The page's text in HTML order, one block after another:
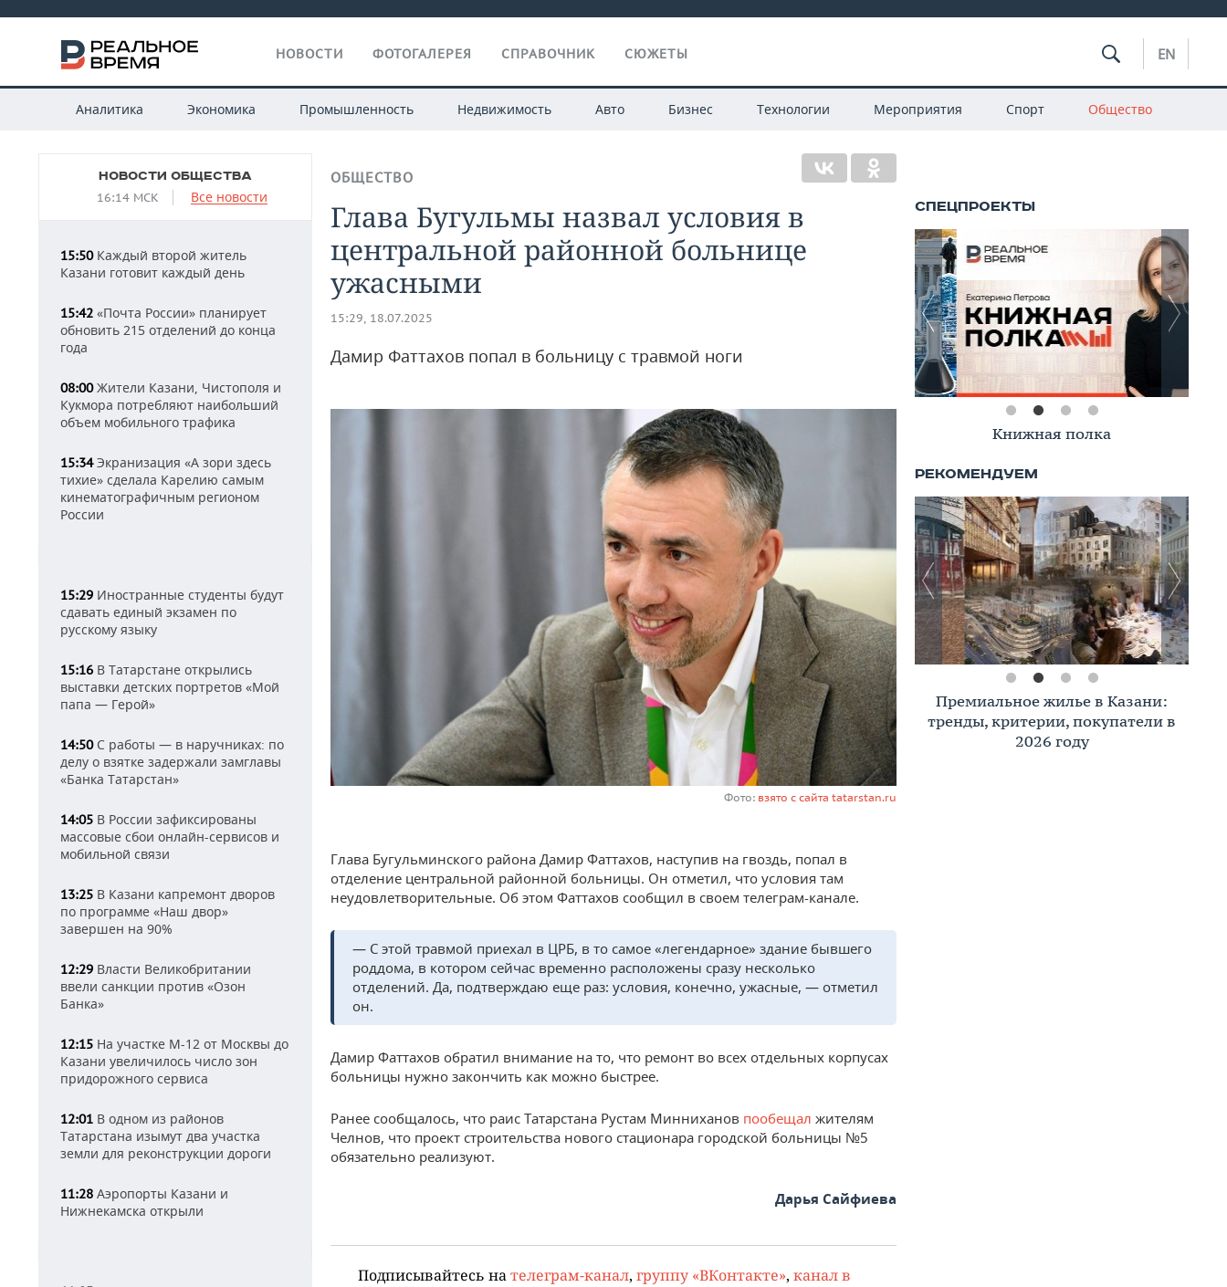
НОВОСТИ ФОТОГАЛЕРЕЯ СПРАВОЧНИК СЮЖЕТЫ EN
Аналитика Экономика Промышленность Недвижимость Авто Бизнес Технологии Мероприятия Спорт Общество
НОВОСТИ ОБЩЕСТВА
16:14 МСК Все новости
15:50Каждый второй житель
Казани готовит каждый день
15:42 «Почта России» планирует
обновить 215 отделений до конца
года
08:00Жители Казани, Чистополя и
Кукмора потребляют наибольший
объем мобильного трафика
15:34Экранизация «А зори здесь
тихие» сделала Карелию самым
кинематографичным регионом
России
15:29 Иностранные студенты будут
сдавать единый экзамен по
русскому языку
15:16 В Татарстане открылись
выставки детских портретов «Мой
папа — Герой»
14:50С работы — в наручниках: по
делу о взятке задержали замглавы
«Банка Татарстан»
14:05 В России зафиксированы
массовые сбои онлайн-сервисов и
мобильной связи
13:25 В Казани капремонт дворов
по программе «Наш двор»
завершен на 90%
12:29 Власти Великобритании
ввели санкции против «Озон
Банка»
12:15 На участке М-12 от Москвы до
Казани увеличилось число зон
придорожного сервиса
12:01 В одном из районов
Татарстана изымут два участка
земли для реконструкции дороги
11:28 Аэропорты Казани и
Нижнекамска открыли
ОБЩЕСТВО
Глава Бугульмы назвал условия в
центральной районной больнице
ужасными
15:29, 18.07.2025
Дамир Фаттахов попал в больницу с травмой ноги
Фото: взято с сайта tatarstan.ru
Глава Бугульминского района Дамир Фаттахов, наступив на гвоздь, попал в
отделение центральной районной больницы. Он отметил, что условия там
неудовлетворительные. Об этом Фаттахов сообщил в своем телеграм-канале.
— С этой травмой приехал в ЦРБ, в то самое «легендарное» здание бывшего
роддома, в котором сейчас временно расположены сразу несколько
отделений. Да, подтверждаю еще раз: условия, конечно, ужасные, — отметил
он.
Дамир Фаттахов обратил внимание на то, что ремонт во всех отдельных корпусах
больницы нужно закончить как можно быстрее.
Ранее сообщалось, что раис Татарстана Рустам Минниханов пообещал жителям
Челнов, что проект строительства нового стационара городской больницы №5
обязательно реализуют.
Дарья Сайфиева
Подписывайтесь нателеграм-канал, группу «ВКонтакте», канал в
Книжная полка
Премиальное жилье в Казани:
тренды, критерии, покупатели в
2026 году